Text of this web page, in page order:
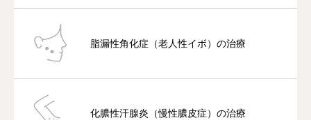
脂漏性角化症（老人性イボ）の治療
化膿性汗腺炎（慢性膿皮症）の治療